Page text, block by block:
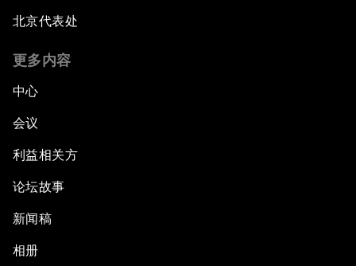
北京代表处
更多内容
中心
会议
利益相关方
论坛故事
新闻稿
相册